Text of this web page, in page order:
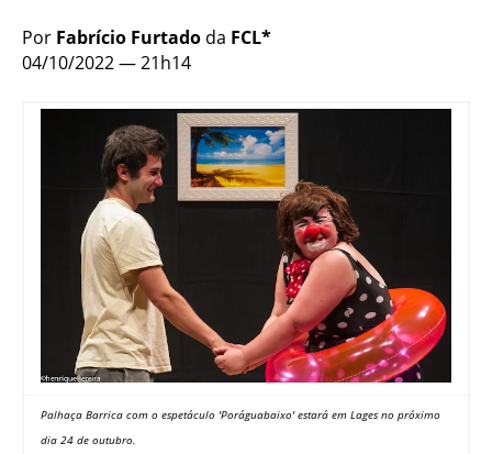
Por Fabrício Furtado da FCL*
04/10/2022 — 21h14
Palhaça Barrica com o espetáculo 'Poráguabaixo' estará em Lages no próximo
dia 24 de outubro.